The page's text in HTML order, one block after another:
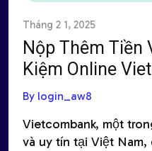
Tháng 2 1, 2025
Nộp Thêm Tiền
Kiệm Online
By login_aw8
Vietcombank, một
và uy tín tại Việt